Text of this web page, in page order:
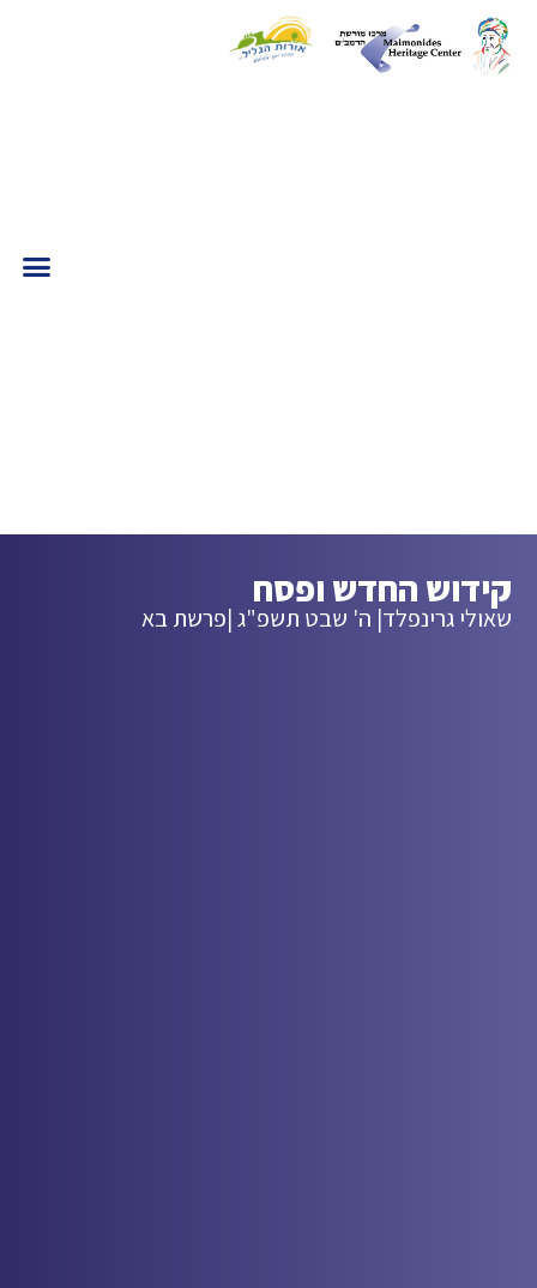
קידוש החדש ופסח
שאולי גרינפלד| ה' שבט תשפ"ג |פרשת בא